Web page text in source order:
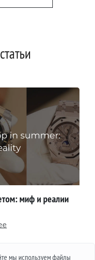
мы используем файлы
миф и реалии